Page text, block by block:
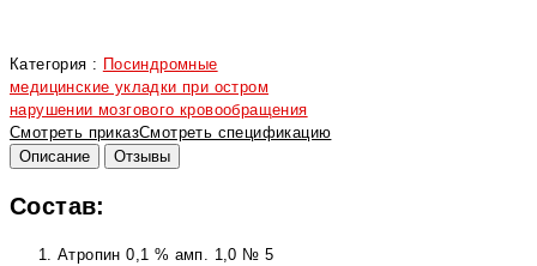
Категория : Посиндромные
медицинские укладки при остром
нарушении мозгового кровообращения
Смотреть приказСмотреть спецификацию
Описание
Отзывы
Состав:
Атропин 0,1 % амп. 1,0 № 5